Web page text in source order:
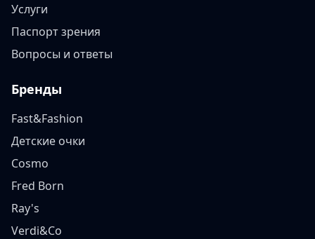
Услуги
Паспорт зрения
Вопросы и ответы
Бренды
Fast&Fashion
Детские очки
Cosmo
Fred Born
Ray's
Verdi&Co